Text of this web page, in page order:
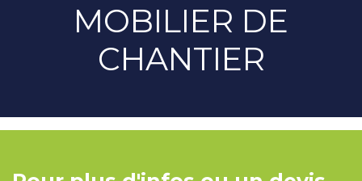
MOBILIER DE
CHANTIER